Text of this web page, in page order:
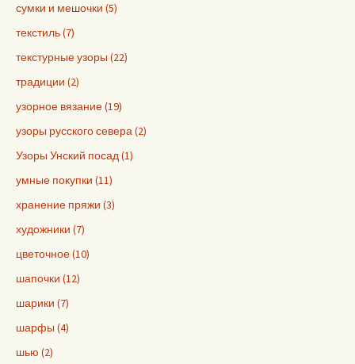
сумки и мешочки (5)
текстиль (7)
текстурные узоры (22)
традиции (2)
узорное вязание (19)
узоры русского севера (2)
Узоры Унский посад (1)
умные покупки (11)
хранение пряжи (3)
художники (7)
цветочное (10)
шапочки (12)
шарики (7)
шарфы (4)
шью (2)